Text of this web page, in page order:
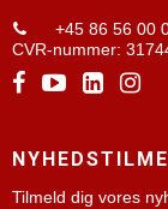
+45 86 56 00
CVR-nummer:
Tilmeld dig vores